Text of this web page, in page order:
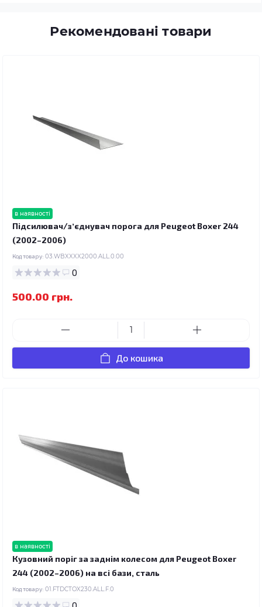
Рекомендовані товари
в наявності
Підсилювач/зʼєднувач порога для Peugeot Boxer 244
(2002–2006)
Код товару: 03.WBXXXX2000.ALL.0.00
0
500.00 грн.
До кошика
в наявності
Кузовний поріг за заднім колесом для Peugeot Boxer
244 (2002–2006) на всі бази, сталь
Код товару: 01.FTDCTOX230.ALL.F.0
0